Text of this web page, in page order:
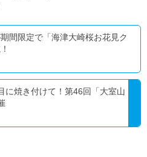
間限定で「海津大崎桜お花見ク
に焼き付けて！第46回「大室山